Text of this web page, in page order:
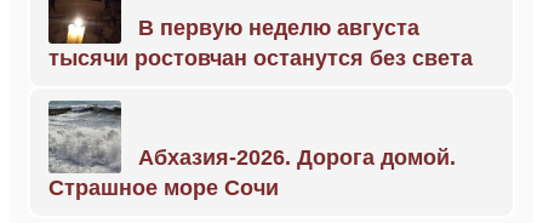
В первую неделю августа
тысячи ростовчан останутся без света
Абхазия-2026. Дорога домой.
Страшное море Сочи